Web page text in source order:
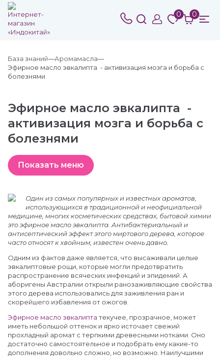
0 0
База знаний
Аромамасла
Эфирное масло эвкалипта - активизация мозга и борьба с
болезнями
Эфирное масло эвкалипта -
активизация мозга и борьба с
болезнями
Один из самых популярных и известных ароматов,
использующихся в традиционной и неофициальной
медицине, многих косметических средствах, бытовой химии
это эфирное масло эвкалипта. Антибактериальный и
антисептический эффект этого миртового дерева, которое
часто относят к хвойным, известен очень давно.
Одним из фактов даже является, что высаживали целые
эвкалиптовые рощи, которые могли предотвратить
распространение всяческих инфекций и эпидемий. А
аборигены Австралии открыли ранозаживляющие свойства
этого дерева использовались для заживления ран и
скорейшего избавления от ожогов.
Эфирное масло эвкалипта текучее, прозрачное, может
иметь небольшой оттенок и ярко источает свежий
прохладный аромат с терпкими древесными нотками. Оно
достаточно самостоятельное и подобрать ему какие-то
дополнения довольно сложно, но возможно. Наилучшими